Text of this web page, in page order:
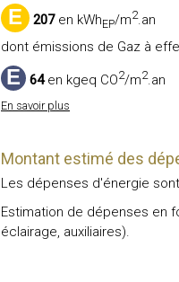
E 207en kWhEP/m2.an
dont émissions de Gaz à
E 64en kgeq CO2/m2.an
En savoir plus
Montant estimé des
Les dépenses d'énergie
Estimation de dépenses en
éclairage, auxiliaires).